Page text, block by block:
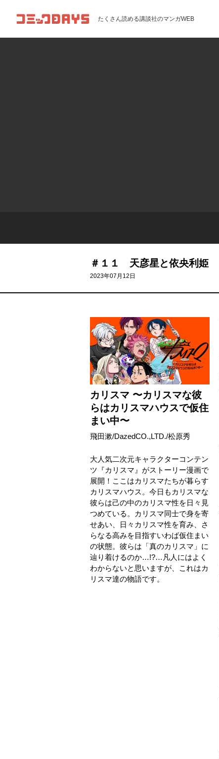
コミックDAYS たくさん読める講談社のマンガWEB
＃１１ 天彦星と依央利姫
2023年07月12日
カリスマ 〜カリスマな彼
らはカリスマハウスで仮住
まい中〜
飛田漱/DazedCO.,LTD./松原秀
大人気二次元キャラクターコンテン
ツ『カリスマ』がストーリー漫画で
展開！ここはカリスマたちが暮らす
カリスマハウス。今日もカリスマな
彼らは己の中のカリスマ性を日々見
つめている。カリスマ同士で身を寄
せあい、日々カリスマ性を育み、さ
らなる高みを目指すいわば仮住まい
の状態。彼らは「真のカリスマ」に
辿り着けるのか…!?…凡人にはよく
わからないと思いますが、これはカ
リスマ達の物語です。